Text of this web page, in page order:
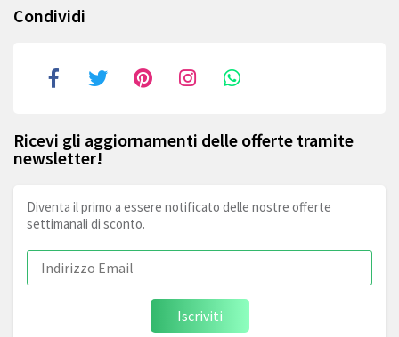
Condividi
Ricevi gli aggiornamenti delle offerte tramite
newsletter!
Diventa il primo a essere notificato delle nostre offerte
settimanali di sconto.
Iscriviti